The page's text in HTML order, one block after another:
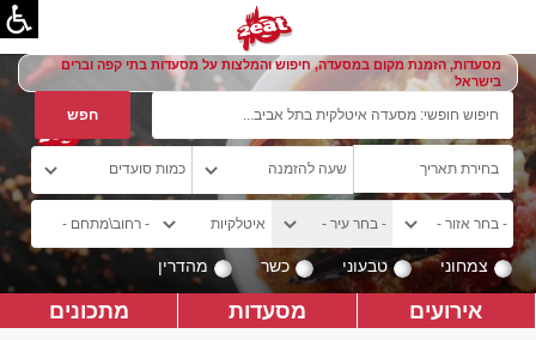
מסעדות, הזמנת מקום במסעדה, חיפוש והמלצות על מסעדות בתי קפה וברים
בישראל
צמחוני טבעוני כשר מהדרין
אירועים מסעדות מתכונים